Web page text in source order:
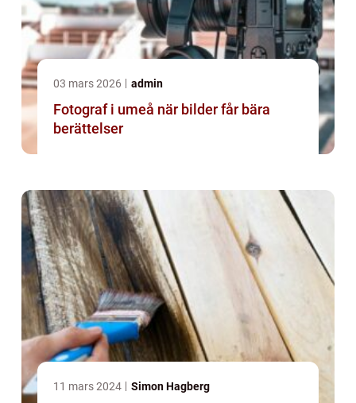
03 mars 2026 admin
Fotograf i umeå när bilder får bära
berättelser
11 mars 2024 Simon Hagberg